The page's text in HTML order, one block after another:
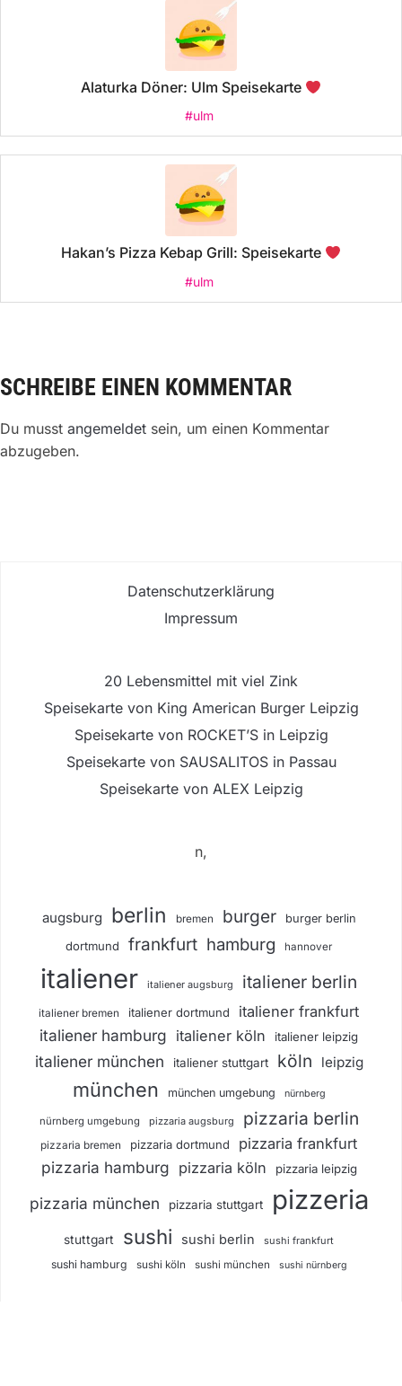
Alaturka Döner: Ulm Speisekarte
#ulm
Hakan’s Pizza Kebap Grill: Speisekarte
#ulm
SCHREIBE EINEN KOMMENTAR
Du musst angemeldet sein, um einen Kommentar
abzugeben.
Datenschutzerklärung
Impressum
20 Lebensmittel mit viel Zink
Speisekarte von King American Burger Leipzig
Speisekarte von ROCKET’S in Leipzig
Speisekarte von SAUSALITOS in Passau
Speisekarte von ALEX Leipzig
n,
augsburg berlin bremen burger burger berlin
dortmund frankfurt hamburg hannover
italiener italiener augsburg italiener berlin
italiener bremen italiener dortmund italiener frankfurt
italiener hamburg italiener köln italiener leipzig
italiener münchen italiener stuttgart köln leipzig
münchen münchen umgebung nürnberg
nürnberg umgebung pizzaria augsburg pizzaria berlin
pizzaria bremen pizzaria dortmund pizzaria frankfurt
pizzaria hamburg pizzaria köln pizzaria leipzig
pizzaria münchen pizzaria stuttgart pizzeria
stuttgart sushi sushi berlin sushi frankfurt
sushi hamburg sushi köln sushi münchen sushi nürnberg